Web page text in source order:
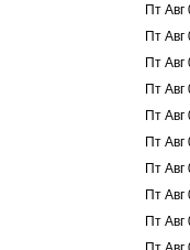
Пт
Пт
Пт
Пт
Пт
Пт
Пт
Пт
Пт